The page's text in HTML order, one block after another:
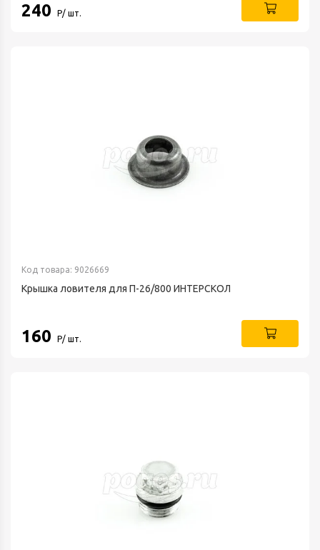
240 Р/ шт.
Код товара: 9026669
Крышка ловителя для П-26/800 ИНТЕРСКОЛ
160 Р/ шт.